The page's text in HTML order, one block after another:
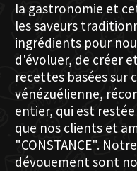
la gastronomie et
les saveurs
ingrédients pour
d'évoluer, de créer
recettes basées sur
vénézuélienne,
entier, qui est
que nos clients et
"CONSTANCE".
dévouement sont